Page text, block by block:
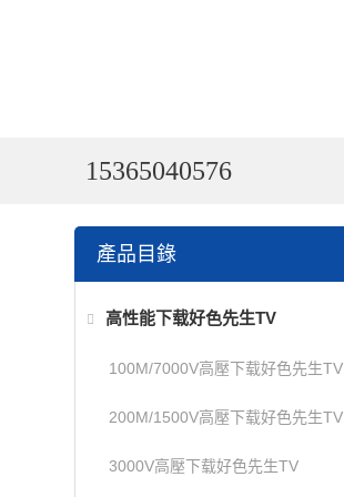
15365040576
產品目錄
高性能下载好色先生TV
100M/7000V高壓下载好色先生TV
200M/1500V高壓下载好色先生TV
3000V高壓下载好色先生TV